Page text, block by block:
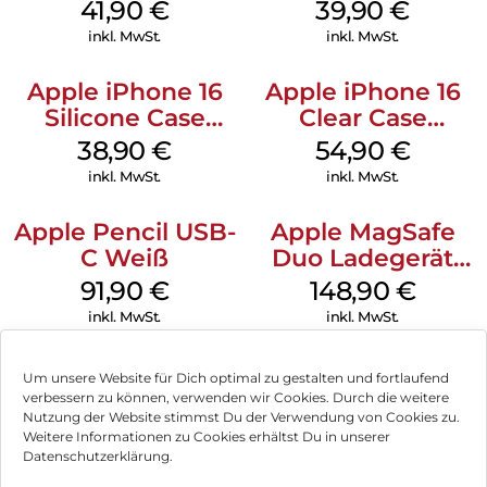
Um unsere Website für Dich optimal zu gestalten und fortlaufend
verbessern zu können, verwenden wir Cookies. Durch die weitere
Nutzung der Website stimmst Du der Verwendung von Cookies zu.
Weitere Informationen zu Cookies erhältst Du in unserer
Datenschutzerklärung.
Gray
41,90 €
inkl. MwSt.
39,90€
inkl. MwSt.
Apple iPhone 16
Silicone Case
MagSafe
Ultramarine
38,90€
inkl. MwSt.
Apple iPhone 16
Clear Case
MagSafe
Transparent
54,90 €
inkl. MwSt.
Apple Pencil USB-
C Weiß
91,90 €
inkl. MwSt.
Apple MagSafe
Duo Ladegerät
Weiß
148,90 €
inkl. MwSt.
Impressum